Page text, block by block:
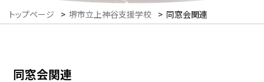
トップページ > 堺市立上神谷支援学校 > 同窓会関連
同窓会関連